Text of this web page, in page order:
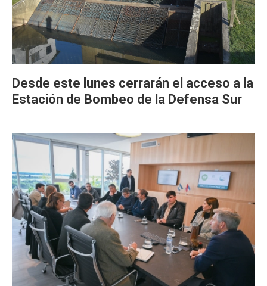
Desde este lunes cerrarán el acceso a la
Estación de Bombeo de la Defensa Sur